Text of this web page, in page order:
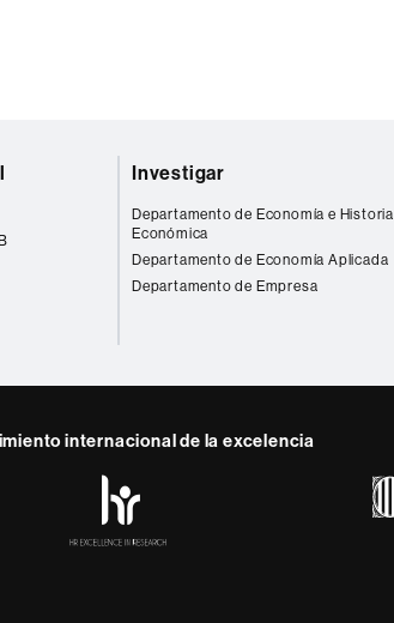
Investigar
Departamento de Economía e Historia
Económica
Departamento de Economía Aplicada
Departamento de Empresa
internacional de la excelencia